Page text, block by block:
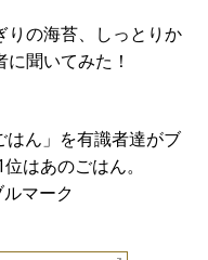
りの海苔、しっとりか
聞いてみた！
はん」を有識者達がブ
はあのごはん。
マーク